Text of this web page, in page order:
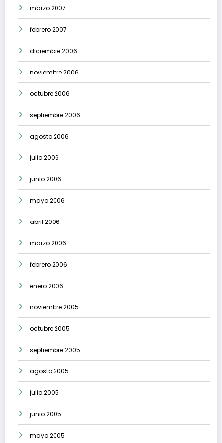
marzo 2007
febrero 2007
diciembre 2006
noviembre 2006
octubre 2006
septiembre 2006
agosto 2006
julio 2006
junio 2006
mayo 2006
abril 2006
marzo 2006
febrero 2006
enero 2006
noviembre 2005
octubre 2005
septiembre 2005
agosto 2005
julio 2005
junio 2005
mayo 2005